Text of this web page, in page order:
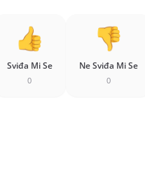
Sviđa Mi Se
0
Ne Sviđa Mi Se
0